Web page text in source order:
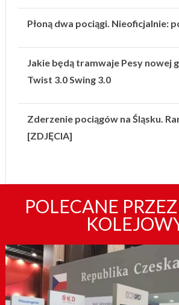
Płoną dwa pociągi. Nieoficjalnie:
Jakie będą tramwaje Pesy nowej
Twist 3.0 Swing 3.0
Zderzenie pociągów na Śląsku.
[ZDJĘCIA]
POLECANE